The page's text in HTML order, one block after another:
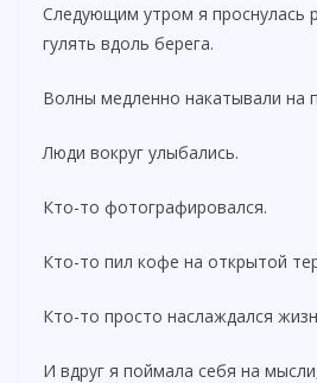
Следующим утром я проснулась
гулять вдоль берега.
Волны медленно накатывали на
Люди вокруг улыбались.
Кто-то фотографировался.
Кто-то пил кофе на открытой
Кто-то просто наслаждался
И вдруг я поймала себя на